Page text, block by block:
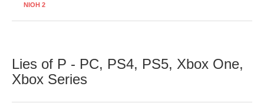
NIOH 2
Lies of P - PC, PS4, PS5, Xbox One,
Xbox Series